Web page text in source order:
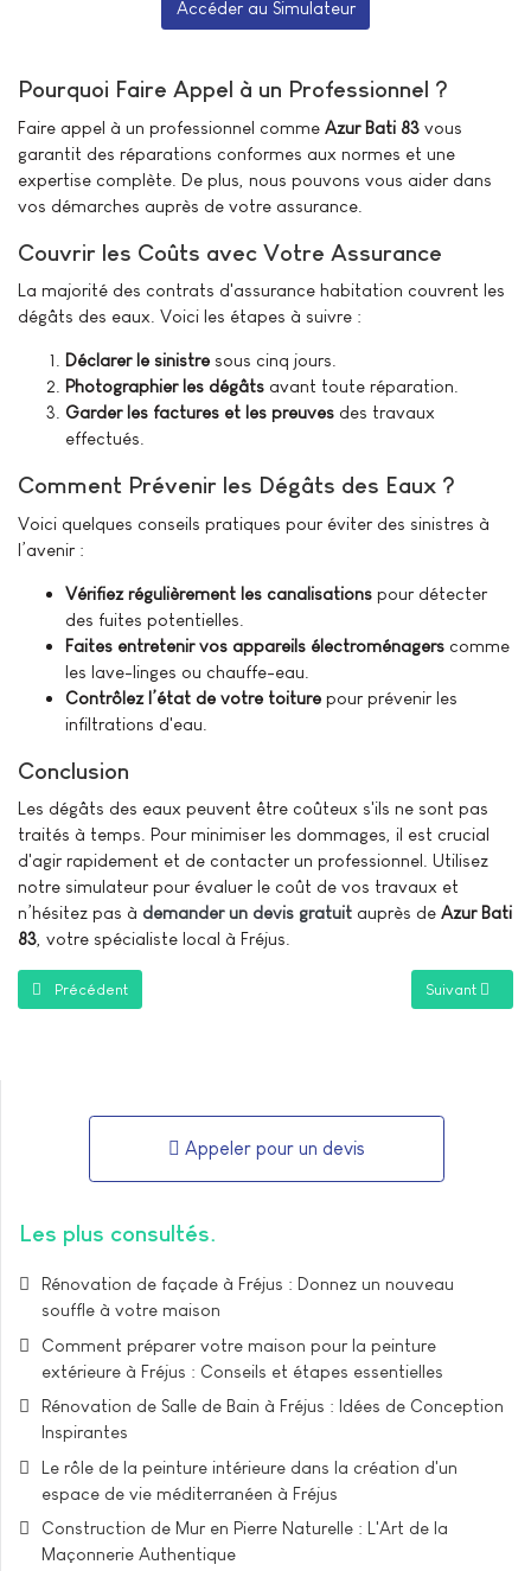
Accéder au Simulateur
Pourquoi Faire Appel à un Professionnel ?
Faire appel à un professionnel comme Azur Bati 83 vous
garantit des réparations conformes aux normes et une
expertise complète. De plus, nous pouvons vous aider dans
vos démarches auprès de votre assurance.
Couvrir les Coûts avec Votre Assurance
La majorité des contrats d'assurance habitation couvrent les
dégâts des eaux. Voici les étapes à suivre :
Déclarer le sinistre sous cinq jours.
Photographier les dégâts avant toute réparation.
Garder les factures et les preuves des travaux
effectués.
Comment Prévenir les Dégâts des Eaux ?
Voici quelques conseils pratiques pour éviter des sinistres à
l’avenir :
Vérifiez régulièrement les canalisations pour détecter
des fuites potentielles.
Faites entretenir vos appareils électroménagers comme
les lave-linges ou chauffe-eau.
Contrôlez l’état de votre toiture pour prévenir les
infiltrations d'eau.
Conclusion
Les dégâts des eaux peuvent être coûteux s'ils ne sont pas
traités à temps. Pour minimiser les dommages, il est crucial
d'agir rapidement et de contacter un professionnel. Utilisez
notre simulateur pour évaluer le coût de vos travaux et
n’hésitez pas à demander un devis gratuit auprès de Azur Bati
83, votre spécialiste local à Fréjus.
Article précédent : Optimisation ou création d’espace dans une salle
Précédent Article suivant
Suivant
Appeler pour un devis
Les plus consultés
Rénovation de façade à Fréjus : Donnez un nouveau
souffle à votre maison
Comment préparer votre maison pour la peinture
extérieure à Fréjus : Conseils et étapes essentielles
Rénovation de Salle de Bain à Fréjus : Idées de Conception
Inspirantes
Le rôle de la peinture intérieure dans la création d'un
espace de vie méditerranéen à Fréjus
Construction de Mur en Pierre Naturelle : L'Art de la
Maçonnerie Authentique